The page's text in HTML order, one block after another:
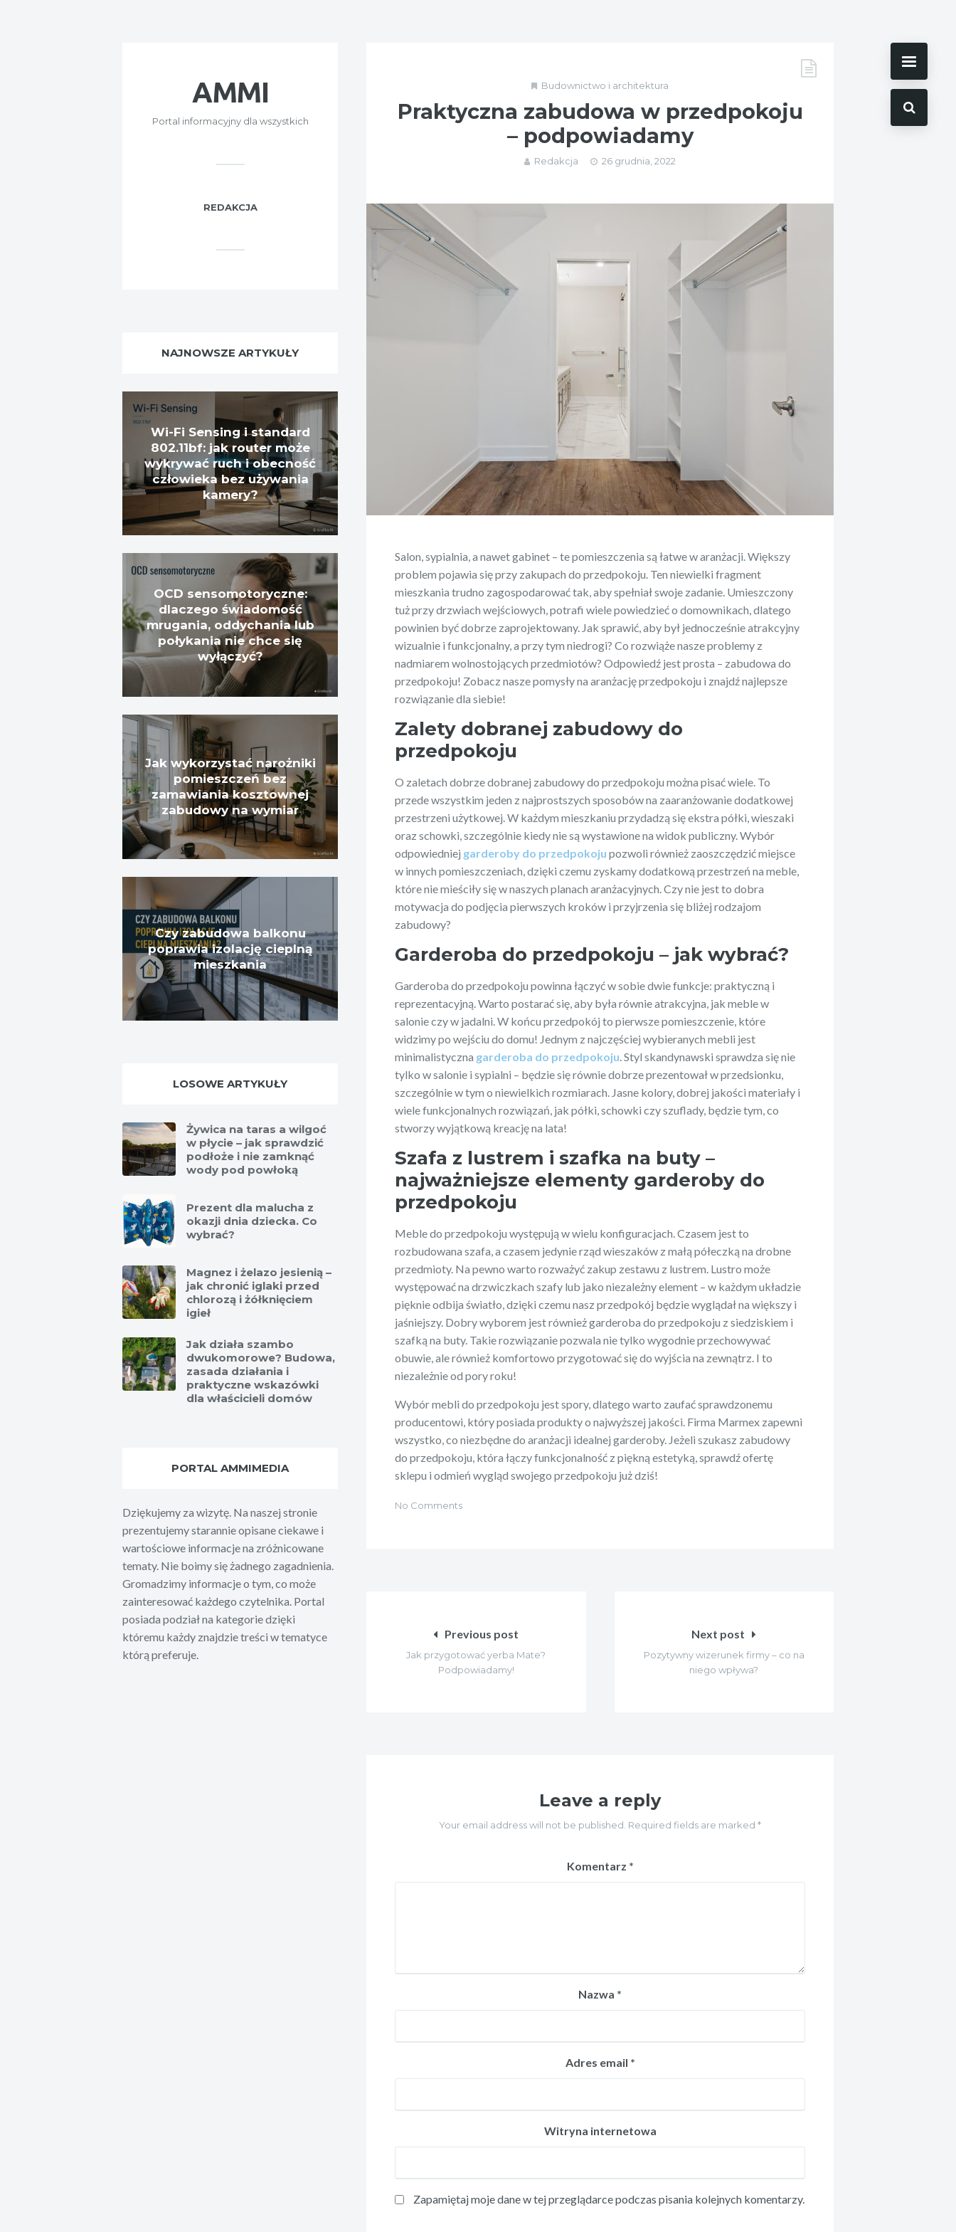
Budownictwo i architektura
Praktyczna zabudowa w przedpokoju
– podpowiadamy
Redakcja 26 grudnia, 2022
Salon, sypialnia, a nawet gabinet – te pomieszczenia są łatwe w aranżacji. Większy
problem pojawia się przy zakupach do przedpokoju. Ten niewielki fragment
mieszkania trudno zagospodarować tak, aby spełniał swoje zadanie. Umieszczony
tuż przy drzwiach wejściowych, potrafi wiele powiedzieć o domownikach, dlatego
powinien być dobrze zaprojektowany. Jak sprawić, aby był jednocześnie atrakcyjny
wizualnie i funkcjonalny, a przy tym niedrogi? Co rozwiąże nasze problemy z
nadmiarem wolnostojących przedmiotów? Odpowiedź jest prosta – zabudowa do
przedpokoju! Zobacz nasze pomysły na aranżację przedpokoju i znajdź najlepsze
rozwiązanie dla siebie!
Zalety dobranej zabudowy do
przedpokoju
O zaletach dobrze dobranej zabudowy do przedpokoju można pisać wiele. To
przede wszystkim jeden z najprostszych sposobów na zaaranżowanie dodatkowej
przestrzeni użytkowej. W każdym mieszkaniu przydadzą się ekstra półki, wieszaki
oraz schowki, szczególnie kiedy nie są wystawione na widok publiczny. Wybór
odpowiedniej garderoby do przedpokoju pozwoli również zaoszczędzić miejsce
w innych pomieszczeniach, dzięki czemu zyskamy dodatkową przestrzeń na meble,
które nie mieściły się w naszych planach aranżacyjnych. Czy nie jest to dobra
motywacja do podjęcia pierwszych kroków i przyjrzenia się bliżej rodzajom
zabudowy?
Garderoba do przedpokoju – jak wybrać?
Garderoba do przedpokoju powinna łączyć w sobie dwie funkcje: praktyczną i
reprezentacyjną. Warto postarać się, aby była równie atrakcyjna, jak meble w
salonie czy w jadalni. W końcu przedpokój to pierwsze pomieszczenie, które
widzimy po wejściu do domu! Jednym z najczęściej wybieranych mebli jest
minimalistyczna garderoba do przedpokoju. Styl skandynawski sprawdza się nie
tylko w salonie i sypialni – będzie się równie dobrze prezentował w przedsionku,
szczególnie w tym o niewielkich rozmiarach. Jasne kolory, dobrej jakości materiały i
wiele funkcjonalnych rozwiązań, jak półki, schowki czy szuflady, będzie tym, co
stworzy wyjątkową kreację na lata!
Szafa z lustrem i szafka na buty –
najważniejsze elementy garderoby do
przedpokoju
Meble do przedpokoju występują w wielu konfiguracjach. Czasem jest to
rozbudowana szafa, a czasem jedynie rząd wieszaków z małą półeczką na drobne
przedmioty. Na pewno warto rozważyć zakup zestawu z lustrem. Lustro może
występować na drzwiczkach szafy lub jako niezależny element – w każdym układzie
pięknie odbija światło, dzięki czemu nasz przedpokój będzie wyglądał na większy i
jaśniejszy. Dobry wyborem jest również garderoba do przedpokoju z siedziskiem i
szafką na buty. Takie rozwiązanie pozwala nie tylko wygodnie przechowywać
obuwie, ale również komfortowo przygotować się do wyjścia na zewnątrz. I to
niezależnie od pory roku!
Wybór mebli do przedpokoju jest spory, dlatego warto zaufać sprawdzonemu
producentowi, który posiada produkty o najwyższej jakości. Firma Marmex zapewni
wszystko, co niezbędne do aranżacji idealnej garderoby. Jeżeli szukasz zabudowy
do przedpokoju, która łączy funkcjonalność z piękną estetyką, sprawdź ofertę
sklepu i odmień wygląd swojego przedpokoju już dziś!
No Comments
Previous post
Jak przygotować yerba Mate?
Podpowiadamy!
Next post
Pozytywny wizerunek firmy – co na
niego wpływa?
Leave a reply
Your email address will not be published. Required fields are marked *
Komentarz *
Nazwa *
Adres email *
Witryna internetowa
Zapamiętaj moje dane w tej przeglądarce podczas pisania kolejnych komentarzy.
AMMI
Portal informacyjny dla wszystkich
REDAKCJA
NAJNOWSZE ARTYKUŁY
Wi-Fi Sensing i standard
802.11bf: jak router może
wykrywać ruch i obecność
człowieka bez używania
kamery?
OCD sensomotoryczne:
dlaczego świadomość
mrugania, oddychania lub
połykania nie chce się
wyłączyć?
Jak wykorzystać narożniki
pomieszczeń bez
zamawiania kosztownej
zabudowy na wymiar
Czy zabudowa balkonu
poprawia izolację cieplną
mieszkania
LOSOWE ARTYKUŁY
Żywica na taras a wilgoć
w płycie – jak sprawdzić
podłoże i nie zamknąć
wody pod powłoką
Prezent dla malucha z
okazji dnia dziecka. Co
wybrać?
Magnez i żelazo jesienią –
jak chronić iglaki przed
chlorozą i żółknięciem
igieł
Jak działa szambo
dwukomorowe? Budowa,
zasada działania i
praktyczne wskazówki
dla właścicieli domów
PORTAL AMMIMEDIA
Dziękujemy za wizytę. Na naszej stronie
prezentujemy starannie opisane ciekawe i
wartościowe informacje na zróżnicowane
tematy. Nie boimy się żadnego zagadnienia.
Gromadzimy informacje o tym, co może
zainteresować każdego czytelnika. Portal
posiada podział na kategorie dzięki
któremu każdy znajdzie treści w tematyce
którą preferuje.